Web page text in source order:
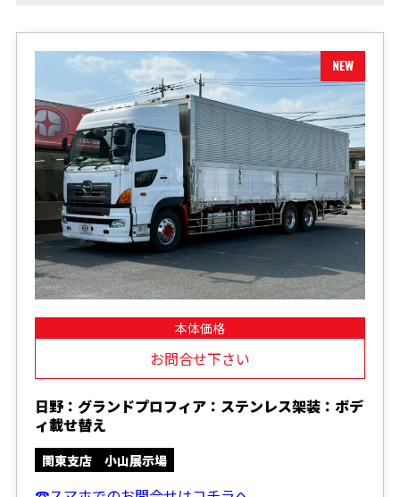
本体価格
お問合せ下さい
日野：グランドプロフィア：ステンレス架装：ボデ
ィ載せ替え
関東支店 小山展示場